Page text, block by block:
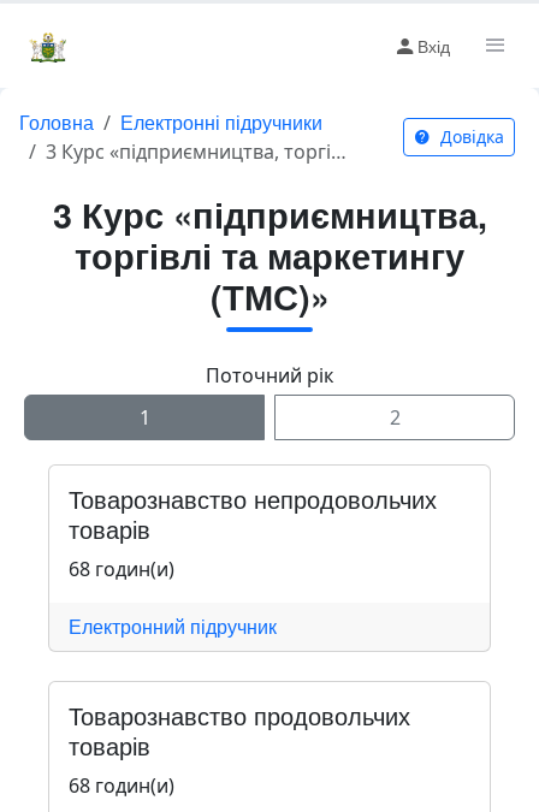
Вхід
Головна Електронні підручники
3 Курс «підприємництва, торгівлі та маркетингу (ТМС)»
Довідка
3 Курс «підприємництва,
торгівлі та маркетингу
(ТМС)»
Поточний рік
1
2
Товарознавство непродовольчих
товарів
68 годин(и)
Електронний підручник
Товарознавство продовольчих
товарів
68 годин(и)